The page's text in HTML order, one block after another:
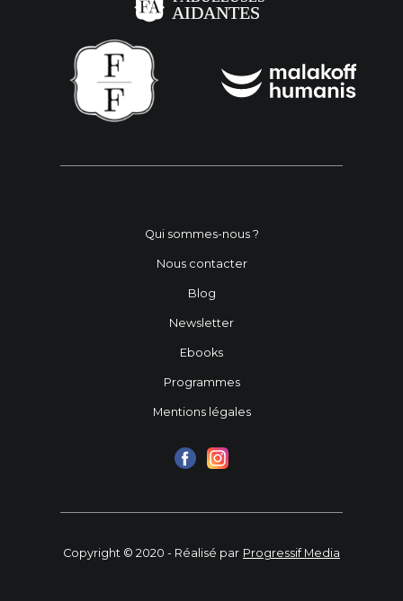
Qui sommes-nous ?
Nous contacter
Blog
Newsletter
Ebooks
Programmes
Mentions légales
Copyright © 2020 - Réalisé par Progressif Media